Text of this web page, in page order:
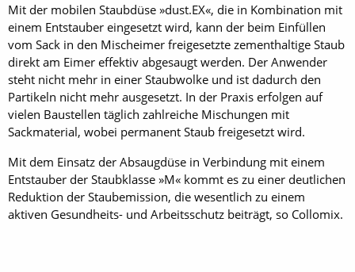
Mit der mobilen Staubdüse »dust.EX«, die in Kombination mit
einem Entstauber eingesetzt wird, kann der beim Einfüllen
vom Sack in den Mischeimer freigesetzte zementhaltige Staub
direkt am Eimer effektiv abgesaugt werden. Der Anwender
steht nicht mehr in einer Staubwolke und ist dadurch den
Partikeln nicht mehr ausgesetzt. In der Praxis erfolgen auf
vielen Baustellen täglich zahlreiche Mischungen mit
Sackmaterial, wobei permanent Staub freigesetzt wird.
Mit dem Einsatz der Absaugdüse in Verbindung mit einem
Entstauber der Staubklasse »M« kommt es zu einer deutlichen
Reduktion der Staubemission, die wesentlich zu einem
aktiven Gesundheits- und Arbeitsschutz beiträgt, so Collomix.